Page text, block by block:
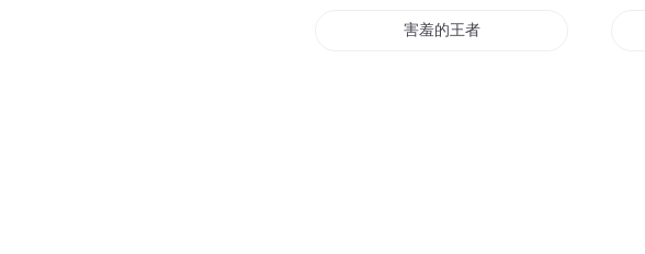
害羞的王者